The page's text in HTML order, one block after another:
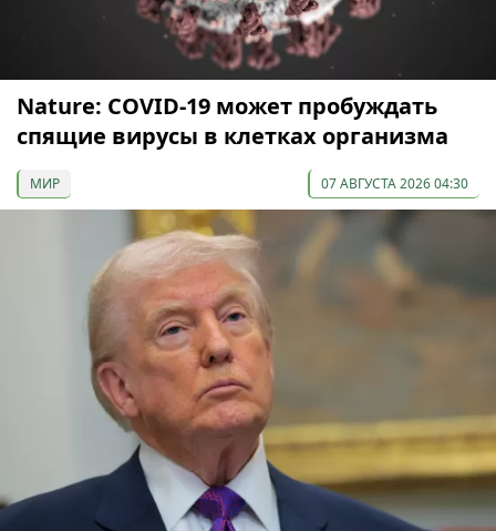
Nature: COVID-19 может пробуждать
спящие вирусы в клетках организма
МИР 07 АВГУСТА 2026 04:30